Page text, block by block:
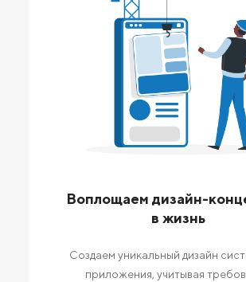
Воплощаем дизайн-
в жизнь
Создаем уникальный дизайн
приложения, учитывая